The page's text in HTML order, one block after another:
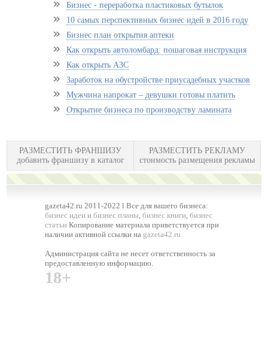
Бизнес - переработка пластиковых бутылок
10 самых перспективных бизнес идей в 2016 году
Бизнес план открытия аптеки
Как открыть автоломбард: пошаговая инструкция
Как открыть АЗС
Заработок на обустройстве приусадебных участков
Мужчина напрокат – девушки готовы платить
Открытие бизнеса по производству ламината
РАЗМЕСТИТЬ ФРАНШИЗУ
добавить франшизу в каталог
РАЗМЕСТИТЬ РЕКЛАМУ
стоимость размещения рекламы
gazeta42.ru 2011-2022 l Все для вашего бизнеса:
бизнес идеи и бизнес планы,бизнес книги,бизнес
статьи Копирование материала приветствуется при
наличии активной ссылки на gazeta42.ru
Администрация сайта не несет ответственность за
предоставленную информацию.
18+